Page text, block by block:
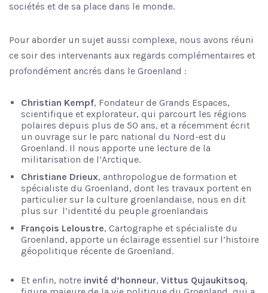
sociétés et de sa place dans le monde.
Pour aborder un sujet aussi complexe, nous avons réuni
ce soir des intervenants aux regards complémentaires et
profondément ancrés dans le Groenland :
Christian Kempf, Fondateur de Grands Espaces,
scientifique et explorateur, qui parcourt les régions
polaires depuis plus de 50 ans, et a récemment écrit
un ouvrage sur le parc national du Nord-est du
Groenland. Il nous apporte une lecture de la
militarisation de l’Arctique.
Christiane Drieux, anthropologue de formation et
spécialiste du Groenland, dont les travaux portent en
particulier sur la culture groenlandaise, nous en dit
plus sur l’identité du peuple groenlandais
François Leloustre, Cartographe et spécialiste du
Groenland, apporte un éclairage essentiel sur l’histoire
géopolitique récente de Groenland.
Et enfin, notre invité d’honneur, Vittus Qujaukitsoq,